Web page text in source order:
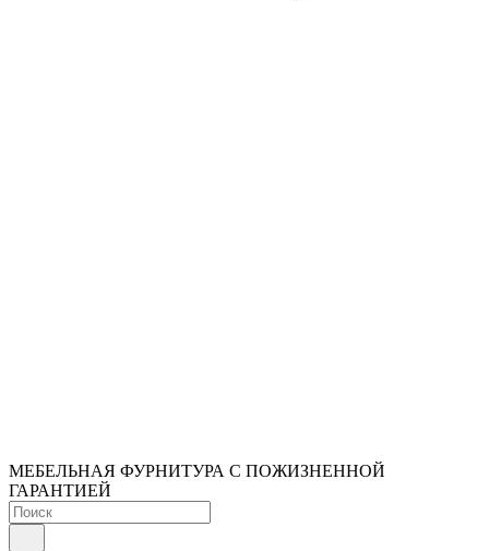
МЕБЕЛЬНАЯ ФУРНИТУРА С ПОЖИЗНЕННОЙ
ГАРАНТИЕЙ